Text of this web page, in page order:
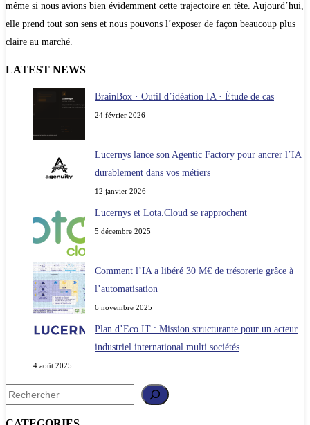
même si nous avions bien évidemment cette trajectoire en tête. Aujourd’hui,
elle prend tout son sens et nous pouvons l’exposer de façon beaucoup plus
claire au marché.
LATEST NEWS
BrainBox · Outil d’idéation IA · Étude de cas
24 février 2026
Lucernys lance son Agentic Factory pour ancrer l’IA
durablement dans vos métiers
12 janvier 2026
Lucernys et Lota.Cloud se rapprochent
5 décembre 2025
Comment l’IA a libéré 30 M€ de trésorerie grâce à
l’automatisation
6 novembre 2025
Plan d’Eco IT : Mission structurante pour un acteur
industriel international multi sociétés
4 août 2025
Rechercher